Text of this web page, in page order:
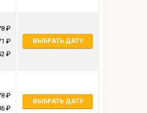
ВЫБРАТЬ ДАТУ
ВЫБРАТЬ ДАТУ